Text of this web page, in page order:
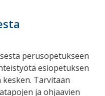
perusopetukseen
esiopetuksen
Tarvitaan
ja ohjaavien